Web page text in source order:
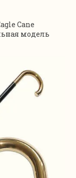
Cane
модель